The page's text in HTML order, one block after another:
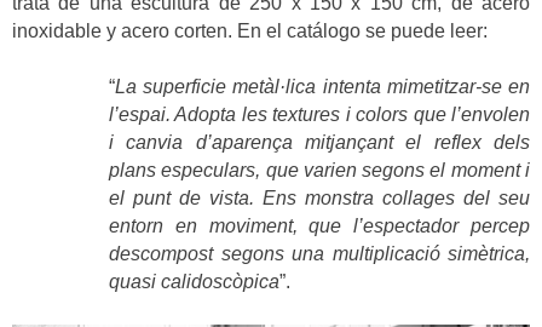
inoxidable y acero corten. En el catálogo se puede leer:
“La superficie metàl·lica intenta mimetitzar-se en
l’espai. Adopta les textures i colors que l’envolen
i canvia d’aparença mitjançant el reflex dels
plans especulars, que varien segons el moment i
el punt de vista. Ens monstra collages del seu
entorn en moviment, que l’espectador percep
descompost segons una multiplicació simètrica,
quasi calidoscòpica”.